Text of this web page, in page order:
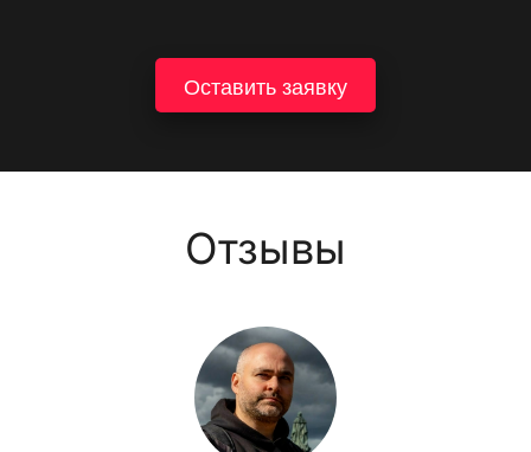
Оставить заявку
Отзывы